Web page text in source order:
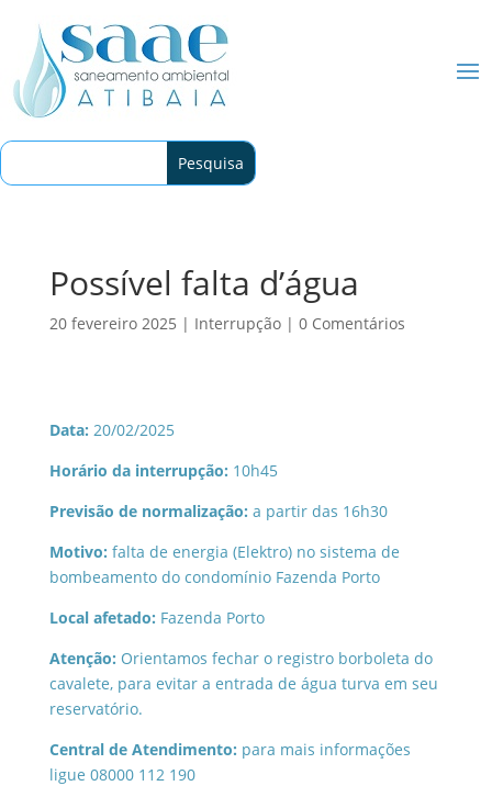
Possível falta d’água
20 fevereiro 2025 | Interrupção| 0 Comentários
Data: 20/02/2025
Horário da interrupção: 10h45
Previsão de normalização: a partir das 16h30
Motivo: falta de energia (Elektro) no sistema de
bombeamento do condomínio Fazenda Porto
Local afetado: Fazenda Porto
Atenção: Orientamos fechar o registro borboleta do
cavalete, para evitar a entrada de água turva em seu
reservatório.
Central de Atendimento: para mais informações
ligue 08000 112 190